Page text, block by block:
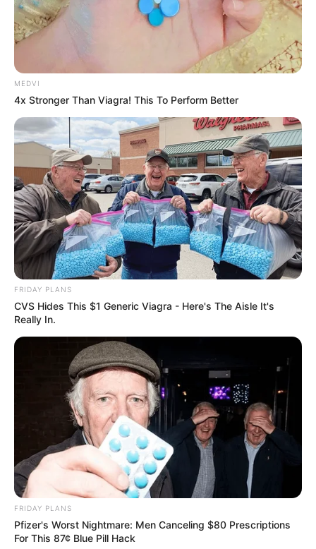
A piscina semiolímpica tem capacidade de 800 mil litros de
água; sistema de energia fotovoltaico será para o
aquecimento do complexo para o atendimento aos usuários
Fonte: Assessoria
INAUGURAÇÃO 23/05/2023 Foto: Reprodução
ShareFacebookWhatsAppTelegramMessenger
X
A piscina semiolímpica tem capacidade de 800 mil litros de água;
sistema de energia fotovoltaico será para o aquecimento
do complexo para o melhor atendimento aos usuários e
economia aos cofres públicos
A Prefeitura de Paraguaçu Paulista, por meio do
Departamento Municipal de Esporte e Lazer, realizou na
última sexta-feira (19), a inauguração do sistema de energia
MEDVI
4x Stronger Than Viagra! This To Perform Better
FRIDAY PLANS
CVS Hides This $1 Generic Viagra - Here's The Aisle It's
Really In.
FRIDAY PLANS
Pfizer's Worst Nightmare: Men Canceling $80 Prescriptions
For This 87¢ Blue Pill Hack